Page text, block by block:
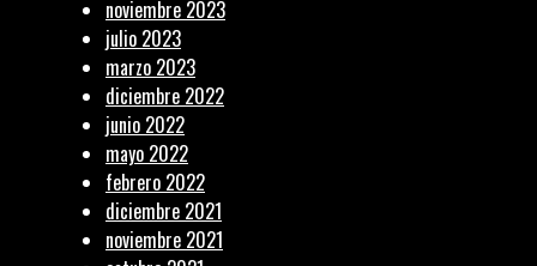
noviembre 2023
julio 2023
marzo 2023
diciembre 2022
junio 2022
mayo 2022
febrero 2022
diciembre 2021
noviembre 2021